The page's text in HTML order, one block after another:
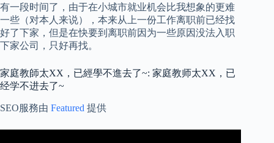
有一段时间了，由于在小城市就业机会比我想象的更难
一些（对本人来说），本来从上一份工作离职前已经找
好了下家，但是在快要到离职前因为一些原因没法入职
下家公司，只好再找。
家庭教師太XX，已經學不進去了~: 家庭教师太XX，已
经学不进去了~
SEO服務由 Featured 提供